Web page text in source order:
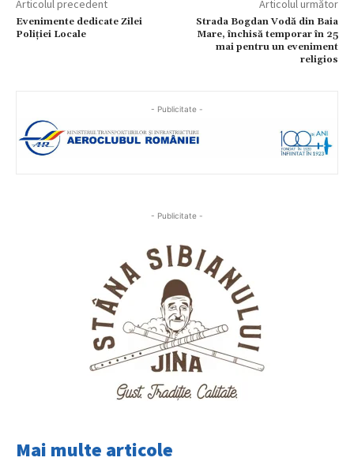
Articolul precedent
Evenimente dedicate Zilei
Poliției Locale
Articolul următor
Strada Bogdan Vodă din Baia
Mare, închisă temporar în 25
mai pentru un eveniment
religios
- Publicitate -
- Publicitate -
Mai multe articole